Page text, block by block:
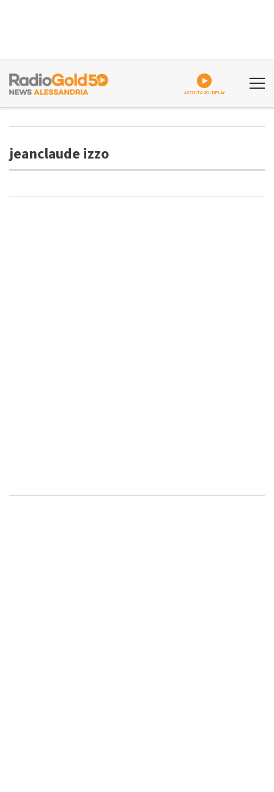
ASCOLTA GOLDPLAY
jeanclaude izzo